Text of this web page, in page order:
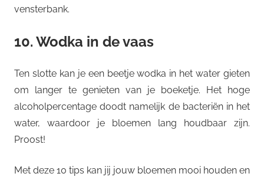
vensterbank.
10. Wodka in de vaas
Ten slotte kan je een beetje wodka in het water gieten
om langer te genieten van je boeketje. Het hoge
alcoholpercentage doodt namelijk de bacteriën in het
water, waardoor je bloemen lang houdbaar zijn.
Proost!
Met deze 10 tips kan jij jouw bloemen mooi houden en